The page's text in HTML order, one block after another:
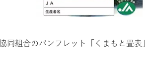
組合のパンフレット「くまもと畳表